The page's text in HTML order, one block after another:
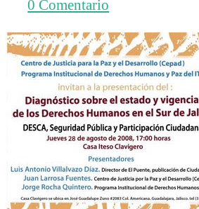
sur
de
Jalisco
0 Comentario